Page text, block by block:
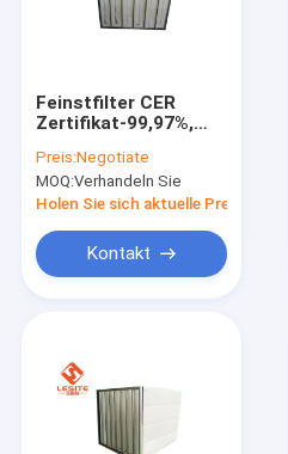
Produkte
Videos
Feinstfilter CER
Zertifikat-99,97%,
Preis:Negotiate
MOQ:Verhandeln Sie
Holen Sie sich aktuelle Preis
Kontakt